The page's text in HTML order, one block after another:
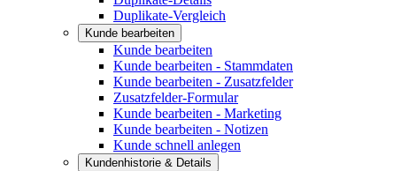
Duplikate-Vergleich
Kunde bearbeiten
Kunde bearbeiten
Kunde bearbeiten - Stammdaten
Kunde bearbeiten - Zusatzfelder
Zusatzfelder-Formular
Kunde bearbeiten - Marketing
Kunde bearbeiten - Notizen
Kunde schnell anlegen
Kundenhistorie & Details